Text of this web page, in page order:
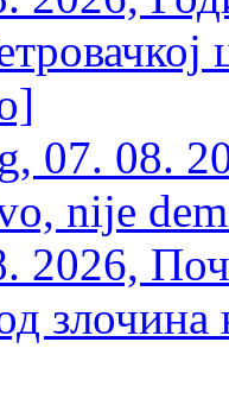
07. 08.
nije
2026,
злочина